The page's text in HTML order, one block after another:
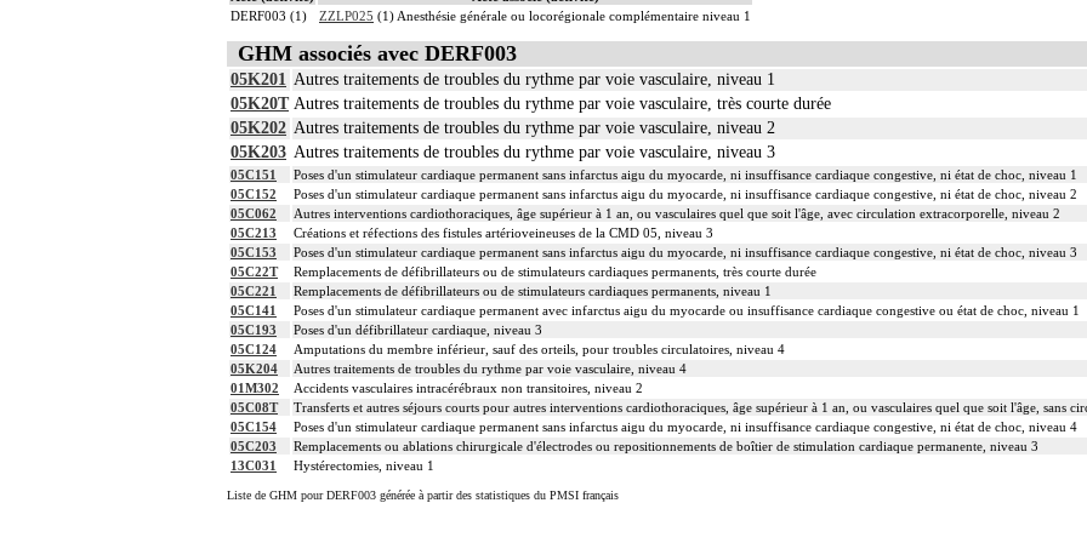
DERF003 (1)
ZZLP025 (1) Anesthésie générale ou locorégionale complémentaire niveau 1
GHM associés avec DERF003
05K201 Autres traitements de troubles du rythme par voie vasculaire, niveau 1
05K20T Autres traitements de troubles du rythme par voie vasculaire, très courte durée
05K202 Autres traitements de troubles du rythme par voie vasculaire, niveau 2
05K203 Autres traitements de troubles du rythme par voie vasculaire, niveau 3
05C151
Poses d'un stimulateur cardiaque permanent sans infarctus aigu du myocarde, ni insuffisance cardiaque congestive, ni état de choc, niveau 1
05C152
Poses d'un stimulateur cardiaque permanent sans infarctus aigu du myocarde, ni insuffisance cardiaque congestive, ni état de choc, niveau 2
05C062
Autres interventions cardiothoraciques, âge supérieur à 1 an, ou vasculaires quel que soit l'âge, avec circulation extracorporelle, niveau 2
05C213
Créations et réfections des fistules artérioveineuses de la CMD 05, niveau 3
05C153
Poses d'un stimulateur cardiaque permanent sans infarctus aigu du myocarde, ni insuffisance cardiaque congestive, ni état de choc, niveau 3
05C22T
Remplacements de défibrillateurs ou de stimulateurs cardiaques permanents, très courte durée
05C221
Remplacements de défibrillateurs ou de stimulateurs cardiaques permanents, niveau 1
05C141
Poses d'un stimulateur cardiaque permanent avec infarctus aigu du myocarde ou insuffisance cardiaque congestive ou état de choc, niveau 1
05C193
Poses d'un défibrillateur cardiaque, niveau 3
05C124
Amputations du membre inférieur, sauf des orteils, pour troubles circulatoires, niveau 4
05K204
Autres traitements de troubles du rythme par voie vasculaire, niveau 4
01M302
Accidents vasculaires intracérébraux non transitoires, niveau 2
05C08T
Transferts et autres séjours courts pour autres interventions cardiothoraciques, âge supérieur à 1 an, ou vasculaires quel que soit l'âge, sans
05C154
Poses d'un stimulateur cardiaque permanent sans infarctus aigu du myocarde, ni insuffisance cardiaque congestive, ni état de choc, niveau 4
05C203
Remplacements ou ablations chirurgicale d'électrodes ou repositionnements de boîtier de stimulation cardiaque permanente, niveau 3
13C031
Hystérectomies, niveau 1
Liste de GHM pour DERF003 générée à partir des statistiques du PMSI français